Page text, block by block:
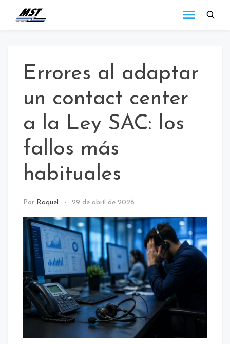
Errores al adaptar
un contact center
a la Ley SAC: los
fallos más
habituales
Por Raquel 29 de abril de 2026
/
NOTICIAS